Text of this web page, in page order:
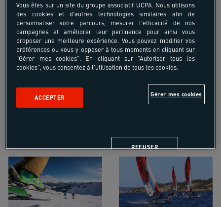
Croisière voilier Alpinisme
Snowboard
Vous êtes sur un site du groupe associatif UCPA. Nous utilisons
des cookies et d'autres technologies similaires afin de
personnaliser votre parcours, mesurer l'efficacité de nos
campagnes et améliorer leur pertinence pour ainsi vous
proposer une meilleure expérience. Vous pouvez modifier vos
préférences ou vous y opposer à tous moments en cliquant sur
"Gérer mes cookies". En cliquant sur "Autoriser tous les
cookies", vous consentez à l'utilisation de tous les cookies.
Gérer mes cookies
REFUSER
ACCEPTER